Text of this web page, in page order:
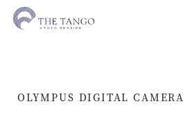
OLYMPUS DIGITAL CAMERA